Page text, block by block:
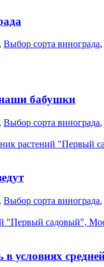
, Выбор сорта винограда,
наши бабушки
, Выбор сорта винограда,
, Выбор сорта винограда,
условиях